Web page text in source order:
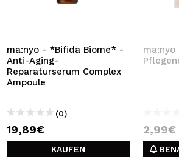
ma:nyo - *Bifida Biome* -
Anti-Aging-
Reparaturserum Complex
Ampoule
(0)
19,89€
KAUFEN
2,99€